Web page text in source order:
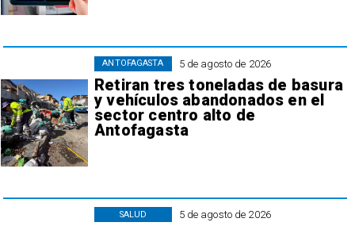
5 de agosto de 2026
Retiran tres toneladas de basura
y vehículos abandonados en el
sector centro alto de
Antofagasta
ANTOFAGASTA
5 de agosto de 2026
SALUD